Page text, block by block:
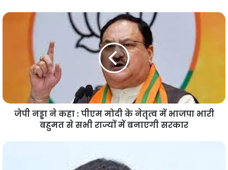
जेपी नड्डा ने कहा : पीएम मोदी के नेतृत्व में भाजपा भारी
बहुमत से सभी राज्यों में बनाएगी सरकार